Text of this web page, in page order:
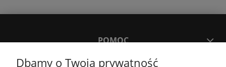
POMOC
Dbamy o Twoją prywatność